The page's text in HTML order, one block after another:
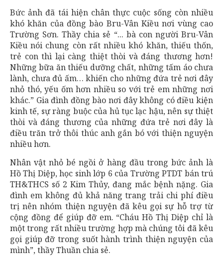
Bức ảnh đã tái hiện chân thực cuộc sống còn nhiều
khó khăn của đồng bào Bru-Vân Kiều nơi vùng cao
Trường Sơn. Thầy chia sẻ “... bà con người Bru-Vân
Kiều nói chung còn rất nhiều khó khăn, thiếu thốn,
trẻ con thì lại càng thiệt thòi và đáng thương hơn!
Những bữa ăn thiếu dưỡng chất, những tấm áo chưa
lành, chưa đủ ấm… khiến cho những đứa trẻ nơi đây
nhỏ thó, yếu ốm hơn nhiều so với trẻ em những nơi
khác.” Gia đình đồng bào nơi đây không có điều kiện
kinh tế, sự ràng buộc của hủ tục lạc hậu, nên sự thiệt
thòi và đáng thương của những đứa trẻ nơi đây là
điều trăn trở thôi thúc anh gắn bó với thiện nguyện
nhiều hơn.
Nhân vật nhỏ bé ngồi ở hàng đầu trong bức ảnh là
Hồ Thị Diệp, học sinh lớp 6 của Trường PTDT bán trú
TH&THCS số 2 Kim Thủy, đang mắc bệnh nặng. Gia
đình em không đủ khả năng trang trải chi phí điều
trị nên nhóm thiện nguyện đã kêu gọi sự hỗ trợ từ
cộng đồng để giúp đỡ em. “Cháu Hồ Thị Diệp chỉ là
một trong rất nhiều trường hợp mà chúng tôi đã kêu
gọi giúp đỡ trong suốt hành trình thiện nguyện của
mình”, thầy Thuần chia sẻ.